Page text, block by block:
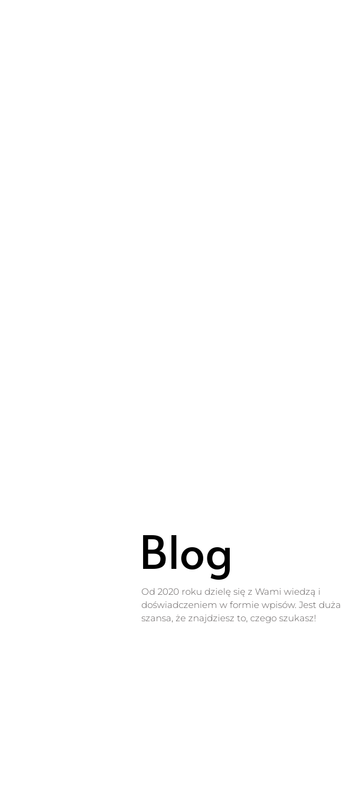
Blog
Od 2020 roku dzielę się z Wami wiedzą i
doświadczeniem w formie wpisów. Jest duża
szansa, że znajdziesz to, czego szukasz!